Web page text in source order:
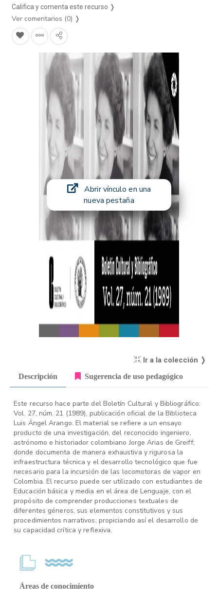
Califica y comenta este recurso ❭
Ver comentarios (0) ❭
Abrir vínculo en una
nueva pestaña
Ir a la colección ❭
Descripción Sugerencia de uso pedagógico
Este recurso hace parte del Boletín Cultural y Bibliográfico:
Vol. 27, núm. 21 (1989), publicación oficial de la Biblioteca
Luis Ángel Arango. El material se refiere a un ensayo
producto de una investigación, del reconocido ingeniero,
astrónomo e historiador colombiano Jorge Arias de Greiff;
donde documenta de manera exhaustiva y rigurosa la
infraestructura técnica y el desarrollo tecnológico que fue
necesario para la incursión de las locomotoras de vapor en
Colombia. El recurso puede ser utilizado con estudiantes de
Educación básica y media en el área de Lenguaje, con el
propósito de comprender producciones textuales de
diferentes géneros, sus elementos constitutivos y sus
procedimientos narrativos; propiciando así el desarrollo de
su capacidad crítica y reflexiva.
Áreas de conocimiento